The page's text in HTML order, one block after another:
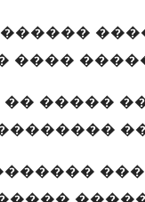
����
�� �����